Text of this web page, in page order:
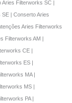
Filterworks SC |
| Conserto Aries
Aries Filterworks
Filterworks AM |
CE |
ES |
MA |
MS |
PA |